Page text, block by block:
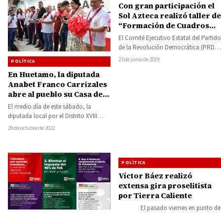
POLÍTICA
En Huetamo, la diputada
Anabet Franco Carrizales
abre al pueblo su Casa de
Enlace Legislativo
El medio día de este sábado, la
diputada local por el Distrito XVIII
Anabet Franco Carrizales, inauguró
29 de octubre de 2022
Con gran participación el
Sol Azteca realizó taller de
“Formación de Cuadros
Políticos” en Huetamo
El Comité Ejecutivo Estatal del Partido
de la Revolución Democrática (PRD),
realizo con éxito el taller titulado
23 de junio de 2019
POLÍTICA
Víctor Báez realizó
extensa gira proselitista
por Tierra Caliente
El pasado viernes en punto de